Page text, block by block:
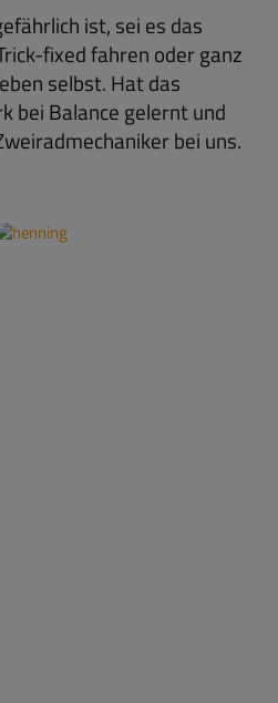
ist, sei es das
fixed fahren oder ganz
selbst. Hat das
bei Balance gelernt und
bei uns.